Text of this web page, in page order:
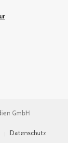
GmbH
Datenschutz